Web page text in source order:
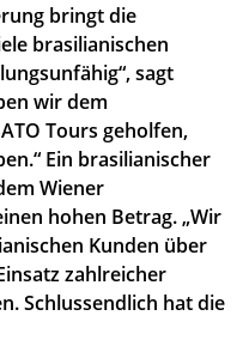
bringt die
brasilianischen
sagt
wir dem
Tours geholfen,
Ein brasilianischer
Wiener
hohen Betrag. „Wir
Kunden über
zahlreicher
Schlussendlich hat die